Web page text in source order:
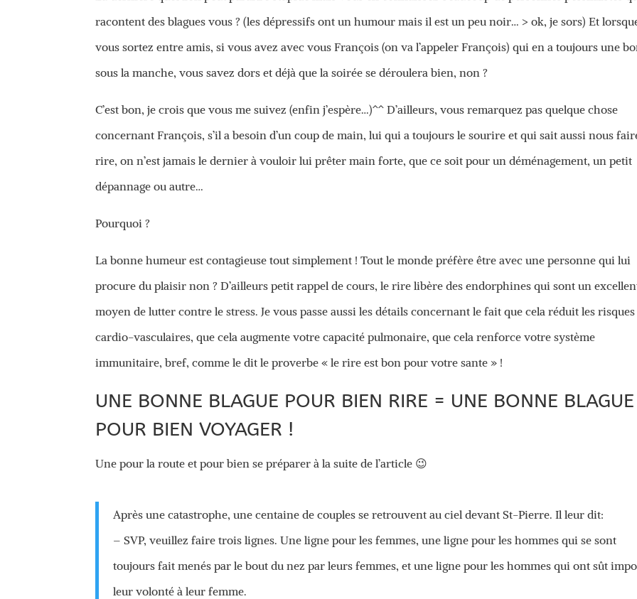
racontent des blagues vous ? (les dépressifs ont un humour mais il est un peu noir… > ok, je sors) Et
vous sortez entre amis, si vous avez avec vous François (on va l’appeler François) qui en a toujours une
sous la manche, vous savez dors et déjà que la soirée se déroulera bien, non ?
C’est bon, je crois que vous me suivez (enfin j’espère…)^^ D’ailleurs, vous remarquez pas quelque chose
concernant François, s’il a besoin d’un coup de main, lui qui a toujours le sourire et qui sait aussi nous
rire, on n’est jamais le dernier à vouloir lui prêter main forte, que ce soit pour un déménagement, un petit
dépannage ou autre…
Pourquoi ?
La bonne humeur est contagieuse tout simplement ! Tout le monde préfère être avec une personne qui lui
procure du plaisir non ? D’ailleurs petit rappel de cours, le rire libère des endorphines qui sont un
moyen de lutter contre le stress. Je vous passe aussi les détails concernant le fait que cela réduit les risques
cardio-vasculaires, que cela augmente votre capacité pulmonaire, que cela renforce votre système
immunitaire, bref, comme le dit le proverbe « le rire est bon pour votre sante » !
UNE BONNE BLAGUE POUR BIEN RIRE = UNE BONNE BLAGUE
POUR BIEN VOYAGER !
Une pour la route et pour bien se préparer à la suite de l’article 😉
Après une catastrophe, une centaine de couples se retrouvent au ciel devant St-Pierre. Il leur dit:
– SVP, veuillez faire trois lignes. Une ligne pour les femmes, une ligne pour les hommes qui se sont
toujours fait menés par le bout du nez par leurs femmes, et une ligne pour les hommes qui ont sût
leur volonté à leur femme.